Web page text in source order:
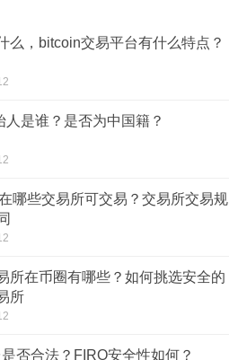
么，bitcoin交易平台有什么特点？
人是谁？是否为中国籍？‌
哪些交易所可交易？交易所交易规
所在币圈有哪些？如何挑选安全的
所
否合法？FIRO安全性如何？‌